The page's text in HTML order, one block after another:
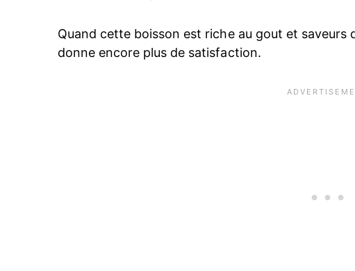
Quand cette boisson est riche au gout et saveurs
donne encore plus de satisfaction.